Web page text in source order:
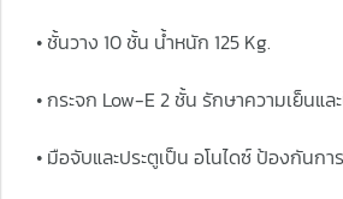
• ชั้นวาง 10 ชั้น น้ำหนัก 125 Kg.
• กระจก Low-E 2 ชั้น รักษาความเย็นแ
• มือจับและประตูเป็น อโนไดซ์ ป้องกันก